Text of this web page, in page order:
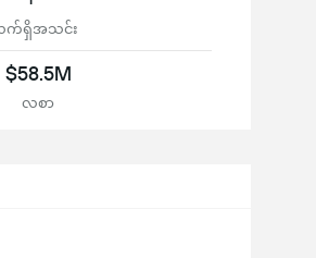
က်ရှိအသင်း
$58.5M
လစာ